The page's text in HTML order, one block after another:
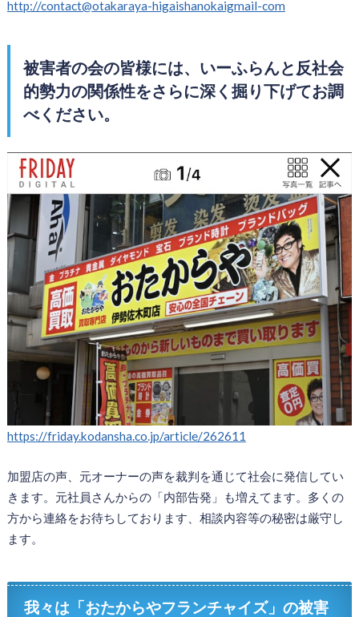
http://contact@otakaraya-higaishanokaigmail-com
被害者の会の皆様には、いーふらんと反社会
的勢力の関係性をさらに深く掘り下げてお調
べください。
https://friday.kodansha.co.jp/article/262611
加盟店の声、元オーナーの声を裁判を通じて社会に発信してい
きます。元社員さんからの「内部告発」も増えてます。多くの
方から連絡をお待ちしております、相談内容等の秘密は厳守し
ます。
我々は「おたからやフランチャイズ」の被害